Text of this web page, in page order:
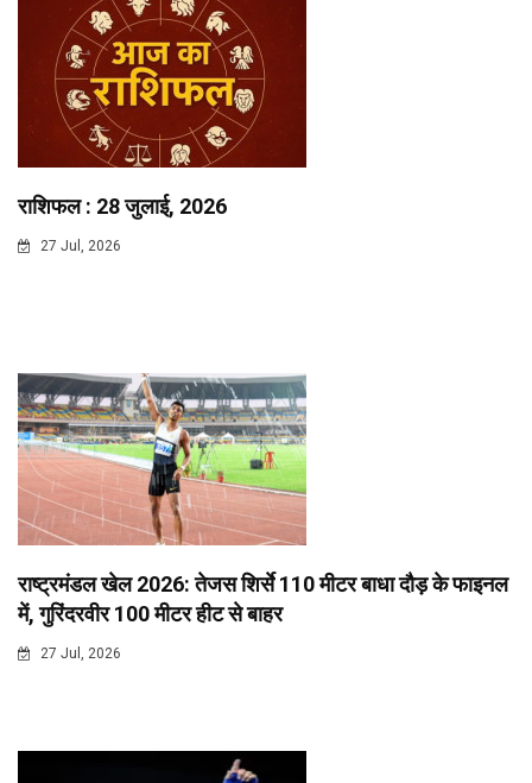
राशिफल : 28 जुलाई, 2026
27 Jul, 2026
राष्ट्रमंडल खेल 2026: तेजस शिर्से 110 मीटर बाधा दौड़ के फाइनल
में, गुरिंदरवीर 100 मीटर हीट से बाहर
27 Jul, 2026